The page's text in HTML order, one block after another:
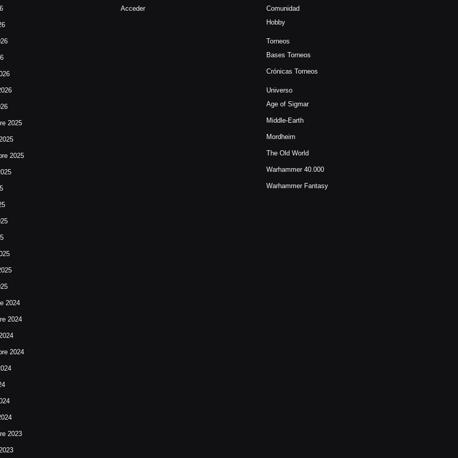
2025
2025
2024
2024
2024
2023
Acceder
Comunidad
Hobby
Torneos
Bases Torneos
Crónicas Torneos
Universo
Age of Sigmar
Middle-Earth
Mordheim
The Old World
Warhammer 40.000
Warhammer Fantasy